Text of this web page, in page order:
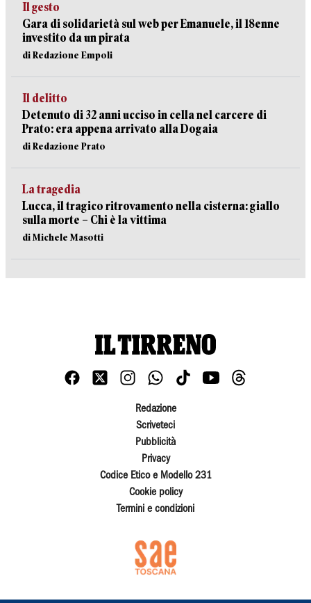
Il gesto
Gara di solidarietà sul web per Emanuele, il 18enne
investito da un pirata
di Redazione Empoli
Il delitto
Detenuto di 32 anni ucciso in cella nel carcere di
Prato: era appena arrivato alla Dogaia
di Redazione Prato
La tragedia
Lucca, il tragico ritrovamento nella cisterna: giallo
sulla morte – Chi è la vittima
di Michele Masotti
Redazione
Scriveteci
Pubblicità
Privacy
Codice Etico e Modello 231
Cookie policy
Termini e condizioni